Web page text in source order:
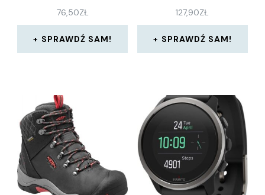
76,50ZŁ
SPRAWDŹ SAM!
127,90ZŁ
SPRAWDŹ SAM!